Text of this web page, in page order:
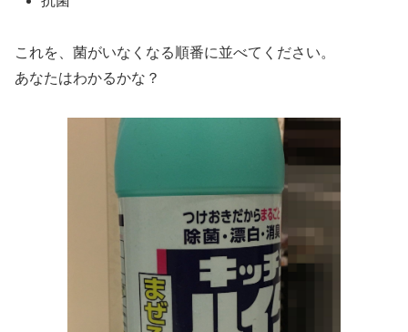
これを、菌がいなくなる順番に並べてください。
あなたはわかるかな？